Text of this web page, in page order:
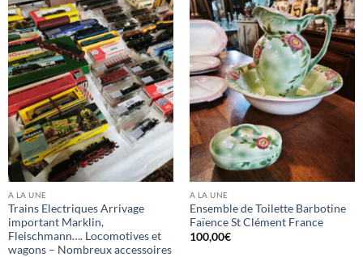
A LA UNE
Trains Electriques Arrivage
important Marklin,
Fleischmann…. Locomotives et
wagons – Nombreux accessoires
A LA UNE
Ensemble de Toilette Barbotine
Faïence St Clément France
100,00€